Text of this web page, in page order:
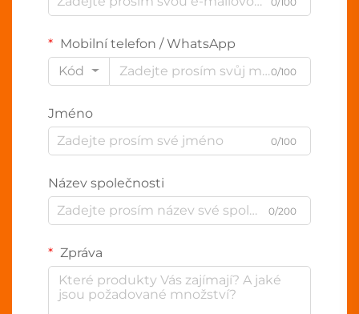
Mobilní telefon / WhatsApp
Kód
0/100
Jméno
0/100
Název společnosti
0/200
Zpráva